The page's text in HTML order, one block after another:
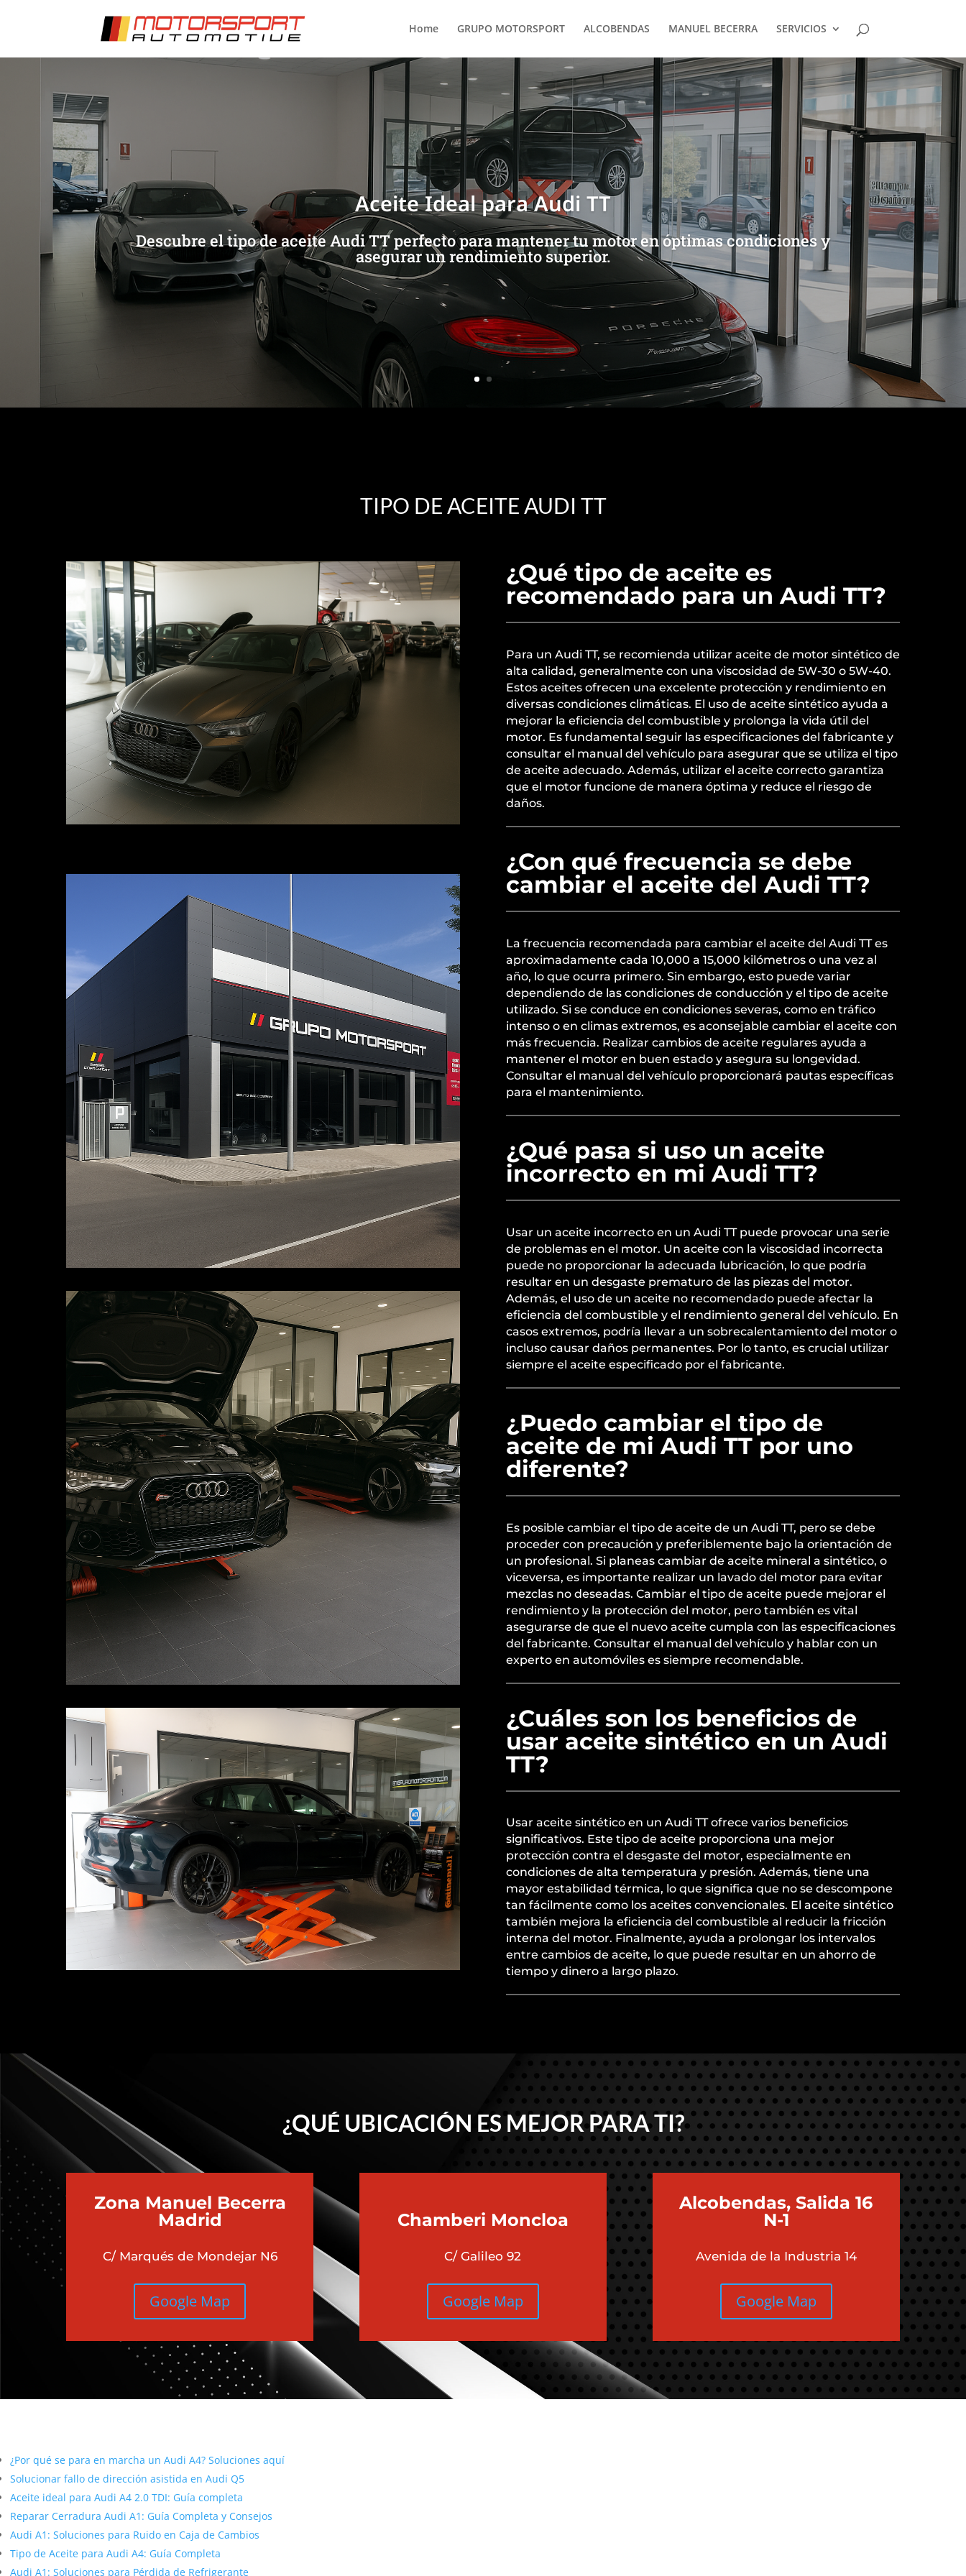
Home GRUPO MOTORSPORT ALCOBENDAS MANUEL BECERRA SERVICIOS
Aceite Ideal para Audi TT
Descubre el tipo de aceite Audi TT perfecto para mantener tu motor en óptimas condiciones y
asegurar un rendimiento superior.
TIPO DE ACEITE AUDI TT
¿Qué tipo de aceite es
recomendado para un Audi TT?
Para un Audi TT, se recomienda utilizar aceite de motor sintético de
alta calidad, generalmente con una viscosidad de 5W-30 o 5W-40.
Estos aceites ofrecen una excelente protección y rendimiento en
diversas condiciones climáticas. El uso de aceite sintético ayuda a
mejorar la eficiencia del combustible y prolonga la vida útil del
motor. Es fundamental seguir las especificaciones del fabricante y
consultar el manual del vehículo para asegurar que se utiliza el tipo
de aceite adecuado. Además, utilizar el aceite correcto garantiza
que el motor funcione de manera óptima y reduce el riesgo de
daños.
¿Con qué frecuencia se debe
cambiar el aceite del Audi TT?
La frecuencia recomendada para cambiar el aceite del Audi TT es
aproximadamente cada 10,000 a 15,000 kilómetros o una vez al
año, lo que ocurra primero. Sin embargo, esto puede variar
dependiendo de las condiciones de conducción y el tipo de aceite
utilizado. Si se conduce en condiciones severas, como en tráfico
intenso o en climas extremos, es aconsejable cambiar el aceite con
más frecuencia. Realizar cambios de aceite regulares ayuda a
mantener el motor en buen estado y asegura su longevidad.
Consultar el manual del vehículo proporcionará pautas específicas
para el mantenimiento.
¿Qué pasa si uso un aceite
incorrecto en mi Audi TT?
Usar un aceite incorrecto en un Audi TT puede provocar una serie
de problemas en el motor. Un aceite con la viscosidad incorrecta
puede no proporcionar la adecuada lubricación, lo que podría
resultar en un desgaste prematuro de las piezas del motor.
Además, el uso de un aceite no recomendado puede afectar la
eficiencia del combustible y el rendimiento general del vehículo. En
casos extremos, podría llevar a un sobrecalentamiento del motor o
incluso causar daños permanentes. Por lo tanto, es crucial utilizar
siempre el aceite especificado por el fabricante.
¿Puedo cambiar el tipo de
aceite de mi Audi TT por uno
diferente?
Es posible cambiar el tipo de aceite de un Audi TT, pero se debe
proceder con precaución y preferiblemente bajo la orientación de
un profesional. Si planeas cambiar de aceite mineral a sintético, o
viceversa, es importante realizar un lavado del motor para evitar
mezclas no deseadas. Cambiar el tipo de aceite puede mejorar el
rendimiento y la protección del motor, pero también es vital
asegurarse de que el nuevo aceite cumpla con las especificaciones
del fabricante. Consultar el manual del vehículo y hablar con un
experto en automóviles es siempre recomendable.
¿Cuáles son los beneficios de
usar aceite sintético en un Audi
TT?
Usar aceite sintético en un Audi TT ofrece varios beneficios
significativos. Este tipo de aceite proporciona una mejor
protección contra el desgaste del motor, especialmente en
condiciones de alta temperatura y presión. Además, tiene una
mayor estabilidad térmica, lo que significa que no se descompone
tan fácilmente como los aceites convencionales. El aceite sintético
también mejora la eficiencia del combustible al reducir la fricción
interna del motor. Finalmente, ayuda a prolongar los intervalos
entre cambios de aceite, lo que puede resultar en un ahorro de
tiempo y dinero a largo plazo.
¿QUÉ UBICACIÓN ES MEJOR PARA TI?
Zona Manuel Becerra
Madrid
C/ Marqués de Mondejar N6
Google Map
Chamberi Moncloa
C/ Galileo 92
Google Map
Alcobendas, Salida 16
N-1
Avenida de la Industria 14
Google Map
¿Por qué se para en marcha un Audi A4? Soluciones aquí
Solucionar fallo de dirección asistida en Audi Q5
Aceite ideal para Audi A4 2.0 TDI: Guía completa
Reparar Cerradura Audi A1: Guía Completa y Consejos
Audi A1: Soluciones para Ruido en Caja de Cambios
Tipo de Aceite para Audi A4: Guía Completa
Audi A1: Soluciones para Pérdida de Refrigerante